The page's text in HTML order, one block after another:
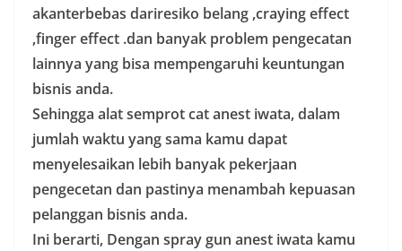
akanterbebas dariresiko belang ,craying effect
,finger effect .dan banyak problem pengecatan
lainnya yang bisa mempengaruhi keuntungan
bisnis anda.
Sehingga alat semprot cat anest iwata, dalam
jumlah waktu yang sama kamu dapat
menyelesaikan lebih banyak pekerjaan
pengecetan dan pastinya menambah kepuasan
pelanggan bisnis anda.
Ini berarti, Dengan spray gun anest iwata kamu